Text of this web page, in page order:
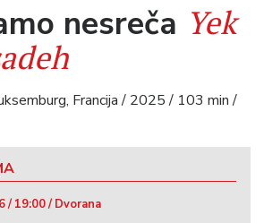
nesreča Yek
Francija / 2025 / 103 min /
/ 19:00 / Dvorana